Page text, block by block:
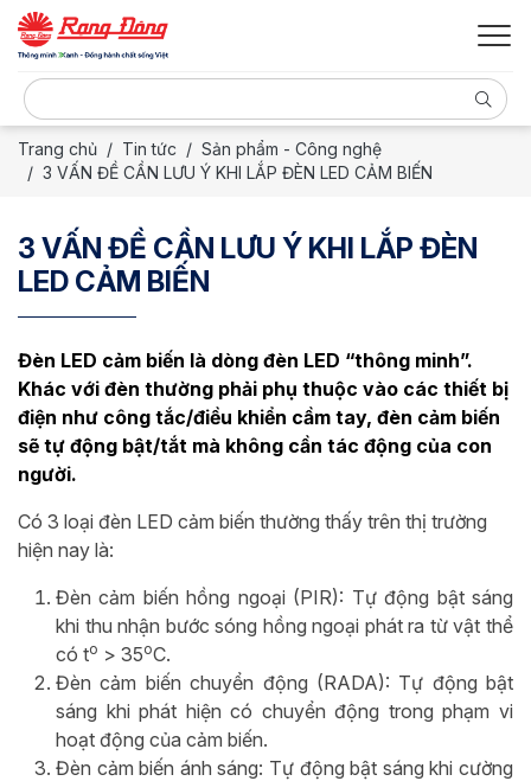
Trang chủ Tin tức
Sản phẩm - Công nghệ
3 VẤN ĐỀ CẦN LƯU Ý KHI LẮP ĐÈN LED CẢM BIẾN
3 VẤN ĐỀ CẦN LƯU Ý KHI LẮP ĐÈN
LED CẢM BIẾN
Đèn LED cảm biến là dòng đèn LED “thông minh”.
Khác với đèn thường phải phụ thuộc vào các thiết bị
điện như công tắc/điều khiển cầm tay, đèn cảm biến
sẽ tự động bật/tắt mà không cần tác động của con
người.
Có 3 loại đèn LED cảm biến thường thấy trên thị trường
hiện nay là:
Đèn cảm biến hồng ngoại (PIR): Tự động bật sáng
khi thu nhận bước sóng hồng ngoại phát ra từ vật thể
có to > 35oC.
Đèn cảm biến chuyển động (RADA): Tự động bật
sáng khi phát hiện có chuyển động trong phạm vi
hoạt động của cảm biến.
Đèn cảm biến ánh sáng: Tự động bật sáng khi cường